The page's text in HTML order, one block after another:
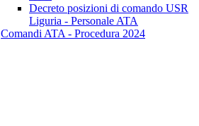
Decreto posizioni di comando USR
Liguria - Personale ATA
Comandi ATA - Procedura 2024